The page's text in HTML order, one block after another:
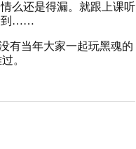
么还是得漏。就跟上课听
到……
有当年大家一起玩黑魂的
。